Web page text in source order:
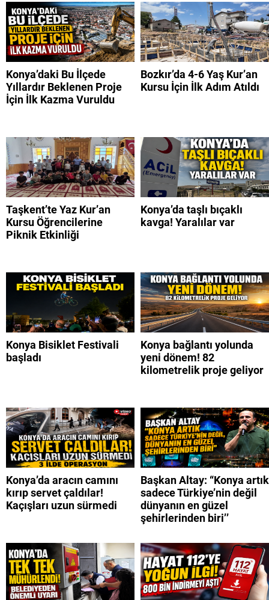
Konya’daki Bu İlçede
Yıllardır Beklenen Proje
İçin İlk Kazma Vuruldu
Bozkır’da 4-6 Yaş Kur’an
Kursu İçin İlk Adım Atıldı
Taşkent’te Yaz Kur’an
Kursu Öğrencilerine
Piknik Etkinliği
Konya’da taşlı bıçaklı
kavga! Yaralılar var
Konya Bisiklet Festivali
başladı
Konya bağlantı yolunda
yeni dönem! 82
kilometrelik proje geliyor
Konya’da aracın camını
kırıp servet çaldılar!
Kaçışları uzun sürmedi
Başkan Altay: “Konya artık
sadece Türkiye’nin değil
dünyanın en güzel
şehirlerinden biri’’